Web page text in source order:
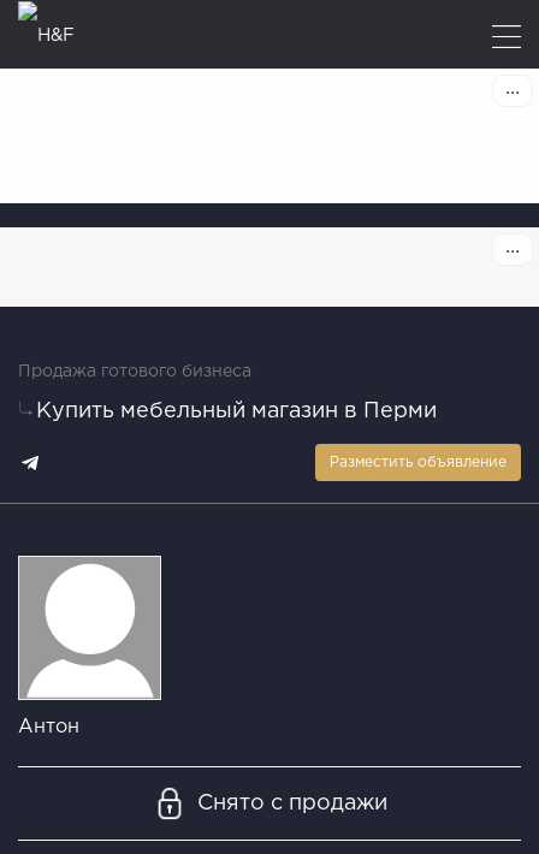
Продажа готового бизнеса
Купить мебельный магазин в Перми
Разместить объявление
Антон
Снято с продажи